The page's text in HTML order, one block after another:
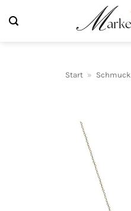
Inhalt
Start » Schmuck